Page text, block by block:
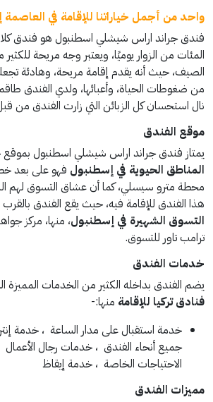
واحد من أجمل خياراتنا للإقامة في
فندق جراند اراس شيشلي اسطنبول هو فندق
المئات من الزوار يوميًا، ويعتبر وجه مريحة
الصيف، حيث أنه يقدم إقامة مريحة، وهادئة
من ضغوطات الحياة، وأعبائها، ولدي الفندق
نال استحسان كل الزبائن التي زارت الفندق من
موقع الفندق
يمتاز فندق جراند اراس شيشلي اسطنبول
المناطق الحيوية في إسطنبول فهو على بعد
محطة مترو سيسلي، كما أن عشاق التسوق لهم
هذا الفندق للإقامة فيه، حيث يقع الفندق
التسوق الشهيرة في إسطنبول، منها، مركز
ترامب تاور للتسوق.
خدمات الفندق
يضم الفندق بداخله الكثير من الخدمات المميزة
فنادق تركيا للإقامة منها:-
خدمة استقبال على مدار الساعة ، خدمة
جميع أنحاء الفندق ، خدمات رجال
الاحتياجات الخاصة ، خدمة إيقاظ
مميزات الفندق